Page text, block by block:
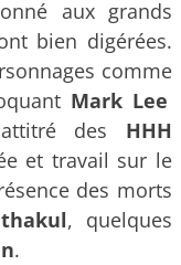
aux grands
bien digérées.
comme
Mark Lee
des HHH
et travail sur le
des morts
, quelques
.